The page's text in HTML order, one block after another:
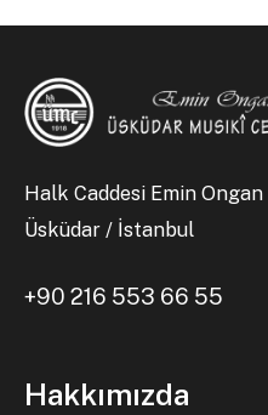
Halk Caddesi Emin
Üsküdar / İstanbul
+90 216 553 66 55
Hakkımızda